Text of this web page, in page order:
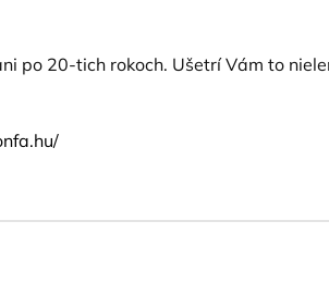
po 20-tich rokoch. Ušetrí Vám to